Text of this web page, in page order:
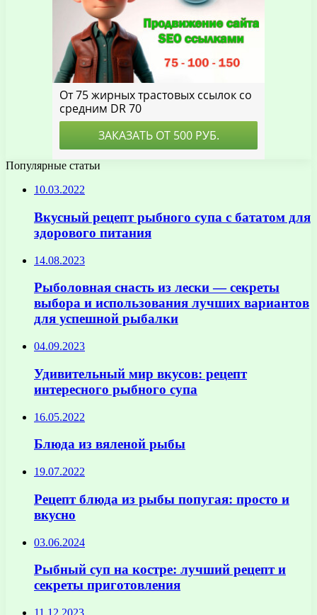
Популярные статьи
10.03.2022
Вкусный рецепт рыбного супа с бататом для
здорового питания
14.08.2023
Рыболовная снасть из лески — секреты
выбора и использования лучших вариантов
для успешной рыбалки
04.09.2023
Удивительный мир вкусов: рецепт
интересного рыбного супа
16.05.2022
Блюда из вяленой рыбы
19.07.2022
Рецепт блюда из рыбы попугая: просто и
вкусно
03.06.2024
Рыбный суп на костре: лучший рецепт и
секреты приготовления
11.12.2023